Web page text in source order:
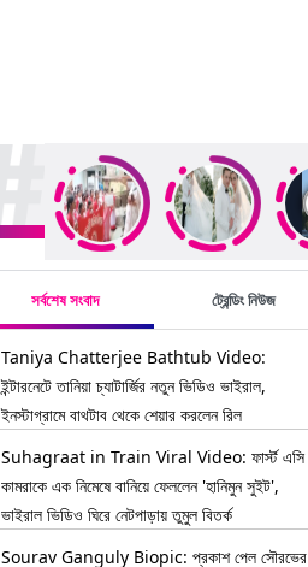
সর্বশেষ সংবাদ ট্রেন্ডিং নিউজ
Taniya Chatterjee Bathtub Video:
ইন্টারনেটে তানিয়া চ্যাটার্জির নতুন ভিডিও ভাইরাল,
ইনস্টাগ্রামে বাথটাব থেকে শেয়ার করলেন রিল
Suhagraat in Train Viral Video: ফার্স্ট এসি
কামরাকে এক নিমেষে বানিয়ে ফেললেন 'হানিমুন সুইট',
ভাইরাল ভিডিও ঘিরে নেটপাড়ায় তুমুল বিতর্ক
Sourav Ganguly Biopic: প্রকাশ পেল সৌরভের